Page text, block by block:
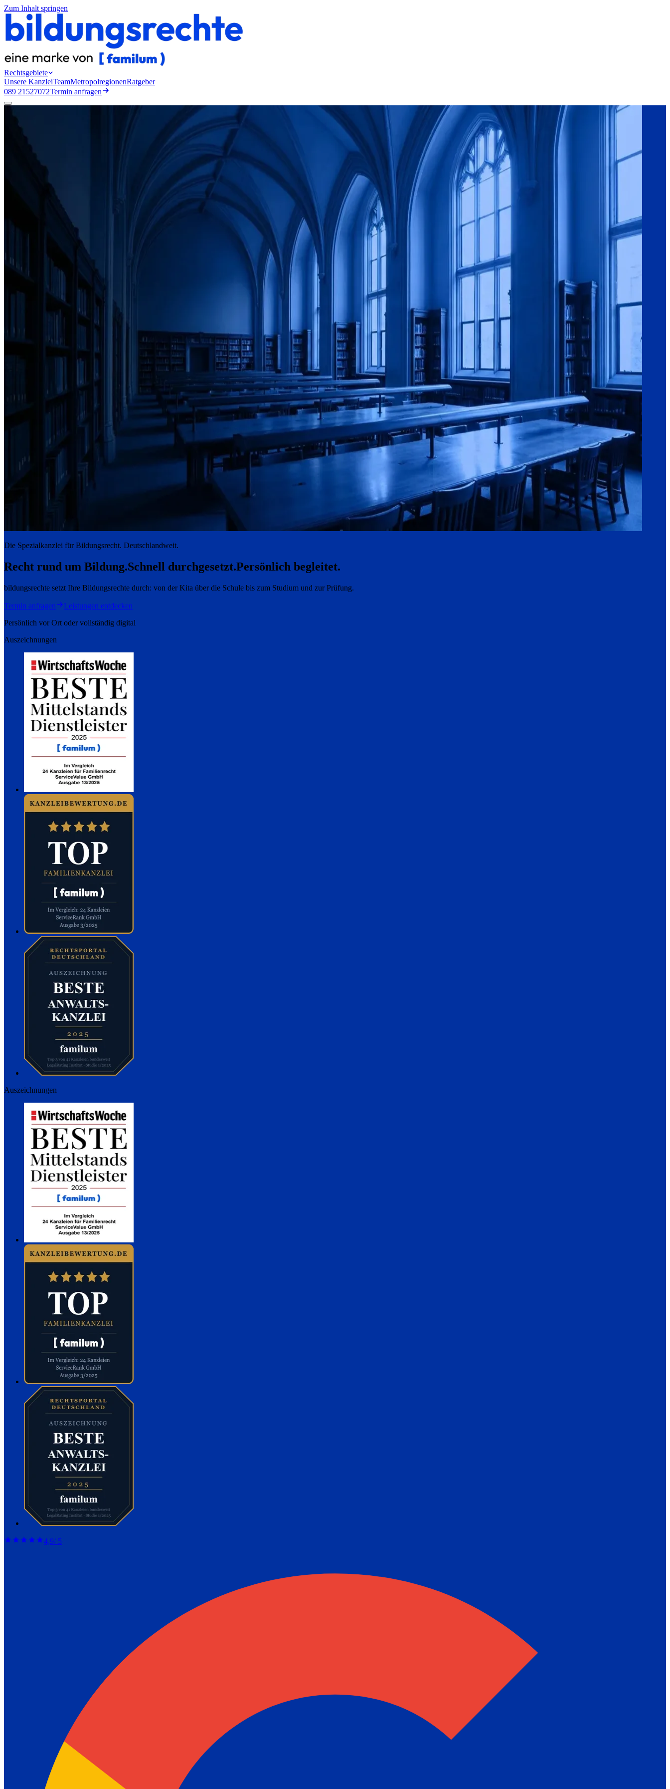
Zum Inhalt springen
Rechtsgebiete
Unsere KanzleiTeamMetropolregionenRatgeber
089 21527072Termin anfragen
Die Spezialkanzlei für Bildungsrecht. Deutschlandweit.
Recht rund um Bildung.Schnell durchgesetzt.Persönlich begleitet.
bildungsrechte setzt Ihre Bildungsrechte durch: von der Kita über die Schule bis zum Studium und zur Prüfung.
Termin anfragen
Leistungen entdecken
Persönlich vor Ort oder vollständig digital
Auszeichnungen
Auszeichnungen
4,9/ 5